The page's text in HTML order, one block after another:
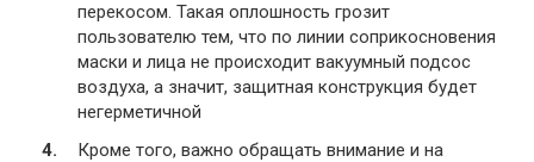
перекосом. Такая оплошность грозит
пользователю тем, что по линии соприкосновения
маски и лица не происходит вакуумный подсос
воздуха, а значит, защитная конструкция будет
негерметичной
Кроме того, важно обращать внимание и на